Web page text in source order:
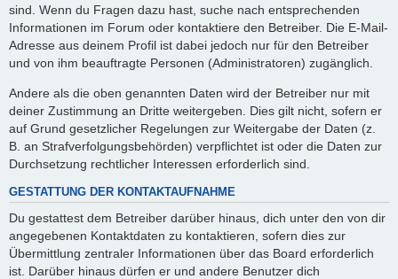
sind. Wenn du Fragen dazu hast, suche nach entsprechenden
Informationen im Forum oder kontaktiere den Betreiber. Die E-Mail-
Adresse aus deinem Profil ist dabei jedoch nur für den Betreiber
und von ihm beauftragte Personen (Administratoren) zugänglich.
Andere als die oben genannten Daten wird der Betreiber nur mit
deiner Zustimmung an Dritte weitergeben. Dies gilt nicht, sofern er
auf Grund gesetzlicher Regelungen zur Weitergabe der Daten (z.
B. an Strafverfolgungsbehörden) verpflichtet ist oder die Daten zur
Durchsetzung rechtlicher Interessen erforderlich sind.
GESTATTUNG DER KONTAKTAUFNAHME
Du gestattest dem Betreiber darüber hinaus, dich unter den von dir
angegebenen Kontaktdaten zu kontaktieren, sofern dies zur
Übermittlung zentraler Informationen über das Board erforderlich
ist. Darüber hinaus dürfen er und andere Benutzer dich